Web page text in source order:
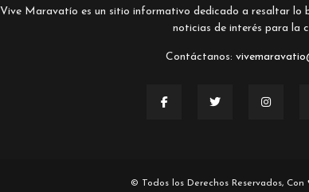
Vive Maravatío es un sitio informativo dedicado a resaltar lo
noticias de interés para la
Contáctanos:
© Todos los Derechos Reservados, Con